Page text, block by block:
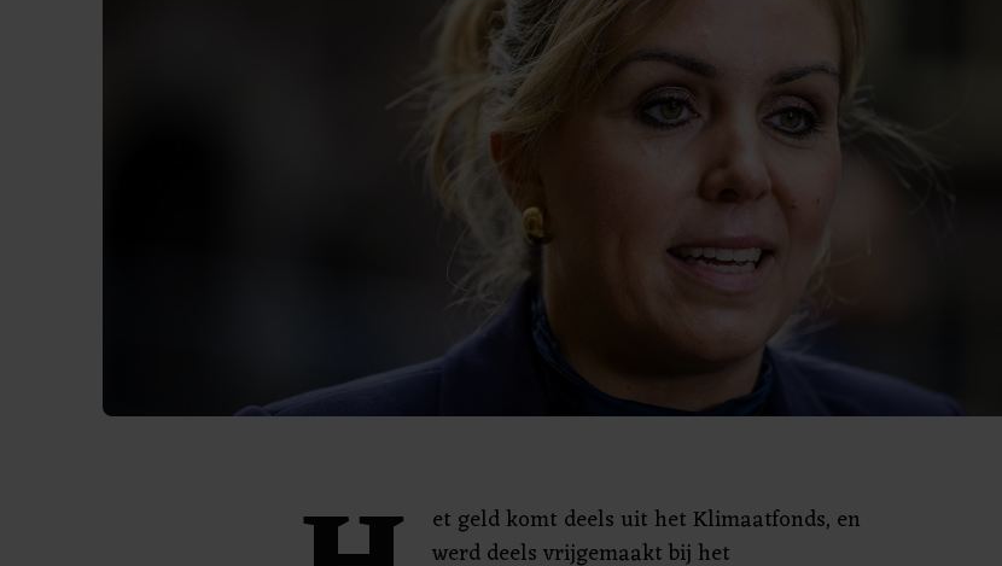
et geld komt deels uit het Klimaatfonds, en
werd deels vrijgemaakt bij het